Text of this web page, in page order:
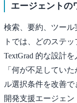
エージェントの
検索、要約、ツー
トでは、どのステ
TextGrad 的な設計
「何が不足してい
ル選択条件を改善
開発支援エージェン